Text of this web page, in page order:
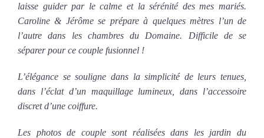
laisse guider par le calme et la sérénité des mes mariés.
Caroline & Jérôme se prépare à quelques mètres l’un de
l’autre dans les chambres du Domaine. Difficile de se
séparer pour ce couple fusionnel !
L’élégance se souligne dans la simplicité de leurs tenues,
dans l’éclat d’un maquillage lumineux, dans l’accessoire
discret d’une coiffure.
Les photos de couple sont réalisées dans les jardin du